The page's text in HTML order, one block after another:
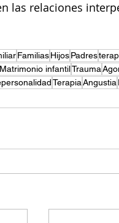
las relaciones
FamiliasHijosPadres
Matrimonio infantilTrauma
TerapiaAngustia